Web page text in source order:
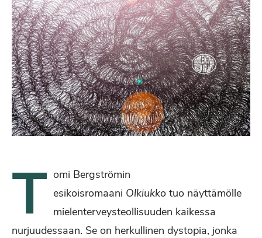
T omi Bergströmin
esikoisromaani Olkiukko tuo näyttämölle
mielenterveysteollisuuden kaikessa
nurjuudessaan. Se on herkullinen dystopia, jonka